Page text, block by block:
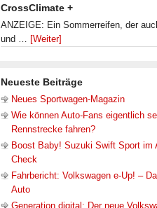
CrossClimate +
ANZEIGE: Ein Sommerreifen, der
und … [Weiter]
Neueste Beiträge
Neues Sportwagen-Magazin
Wie können Auto-Fans eigentlich
Rennstrecke fahren?
Boost Baby! Suzuki Swift Sport im
Check
Fahrbericht: Volkswagen e-Up! –
Auto
Generation digital: Der neue